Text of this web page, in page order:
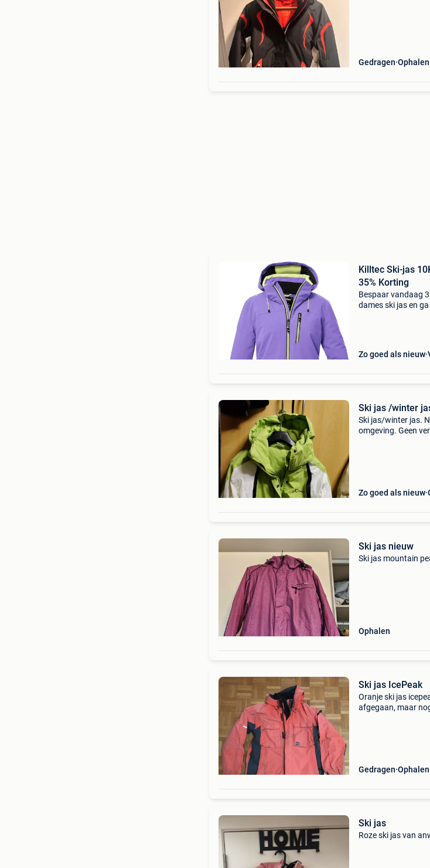
Gedragen Ophalen
Killtec Ski-jas
35% Korting
Bespaar vandaag
dames ski jas en
Zo goed als nieuw
Ski jas /winter
Ski jas/winter jas.
omgeving. Geen
Zo goed als nieuw
Ski jas nieuw
Ski jas mountain
Ophalen
Ski jas IcePeak
Oranje ski jas
afgegaan, maar
Gedragen
Ski jas
Roze ski jas van